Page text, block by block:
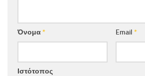
Όνομα* Email *
Ιστότοπος